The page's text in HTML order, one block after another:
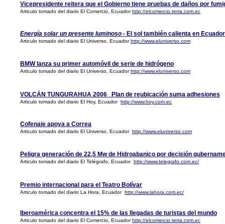
BMW lanza su primer automóvil de serie de hidrógeno
Articulo tomado del diario El Universo, Ecuadorhttp://www.eluniverso.com
VOLCÁN TUNGURAHUA 2006 Plan de reubicación suma adhesiones
Articulo tomado del diario El Hoy, Ecuador http://www.hoy.com.ec
Cofenaie apoya a Correa
Articulo tomado del diario El Universo, Ecuador http://www.eluniverso.com
Peligra generación de 22,5 Mw de Hidroabanico por decisión
Articulo tomado del diario El Telégrafo, Ecuador http://www.telegrafo.com.ec/
Premio internacional para el Teatro Bolívar
Articulo tomado del diario La Hora, Ecuador http://www.lahora.com.ec/
Iberoamérica concentra el 15% de las llegadas de turistas del mundo
Articulo tomado del diario El Comercio, Ecuadorhttp://elcomercio.terra.com.ec
Energía solar un presente luminoso - El sol también calienta en Ecuador
Articulo tomado del diario El Universo, Ecuadorhttp://www.eluniverso.com
Vicepresidente reitera que el Gobierno tiene pruebas de daños por
Articulo tomado del diario El Comercio, Ecuadorhttp://elcomercio.terra.com.ec